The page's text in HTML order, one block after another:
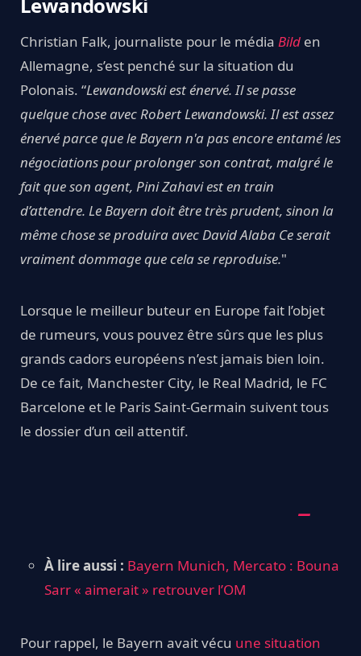
Christian Falk, journaliste pour le média Bild en
Allemagne, s’est penché sur la situation du
Polonais. “Lewandowski est énervé. Il se passe
quelque chose avec Robert Lewandowski. Il est assez
énervé parce que le Bayern n'a pas encore entamé les
négociations pour prolonger son contrat, malgré le
fait que son agent, Pini Zahavi est en train
d’attendre. Le Bayern doit être très prudent, sinon la
même chose se produira avec David Alaba Ce serait
vraiment dommage que cela se reproduise."
Lorsque le meilleur buteur en Europe fait l’objet
de rumeurs, vous pouvez être sûrs que les plus
grands cadors européens n’est jamais bien loin.
De ce fait, Manchester City, le Real Madrid, le FC
Barcelone et le Paris Saint-Germain suivent tous
le dossier d’un œil attentif.
À lire aussi : Bayern Munich, Mercato : Bouna
Sarr « aimerait » retrouver l’OM
Pour rappel, le Bayern avait vécu une situation